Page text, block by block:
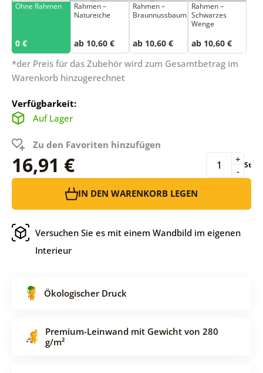
Ohne Rahmen
0 €
Rahmen –
Natureiche
ab 10,60 €
Rahmen –
Braunnussbaum
ab 10,60 €
Rahmen –
Schwarzes
Wenge
ab 10,60 €
*der Preis für das Zubehör wird zum Gesamtbetrag im
Warenkorb hinzugerechnet
Verfügbarkeit:
Auf Lager
Zu den Favoriten hinzufügen
16,91 € -
+ St
IN DEN WARENKORB LEGEN
Versuchen Sie es mit einem Wandbild im eigenen
Interieur
Ökologischer Druck
Premium-Leinwand mit Gewicht von 280
g/m²